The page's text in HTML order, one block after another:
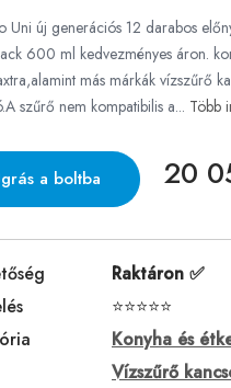
Uni új generációs 12 darabos
600 ml kedvezményes áron.
más márkák vízszűrő
szűrő nem kompatibilis a... Több
a boltba 20
Raktáron ✅
⭐⭐⭐⭐⭐
Konyha és
Vízszűrő